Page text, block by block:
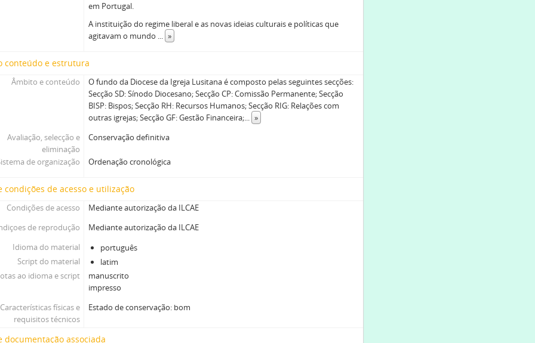
em Portugal.
A instituição do regime liberal e as novas ideias culturais e políticas que
agitavam o mundo ... »
conteúdo e estrutura
Âmbito e conteúdo
O fundo da Diocese da Igreja Lusitana é composto pelas seguintes secções:
Secção SD: Sínodo Diocesano; Secção CP: Comissão Permanente; Secção
BISP: Bispos; Secção RH: Recursos Humanos; Secção RIG: Relações com
outras igrejas; Secção GF: Gestão Financeira;... »
Avaliação, selecção e
eliminação
Conservação definitiva
de organização Ordenação cronológica
condições de acesso e utilização
Condições de acesso
Mediante autorização da ILCAE
de reprodução
Mediante autorização da ILCAE
Idioma do material
português
Script do material
latim
ao idioma e script
manuscrito
impresso
Características físicas e
requisitos técnicos
Estado de conservação: bom
documentação associada